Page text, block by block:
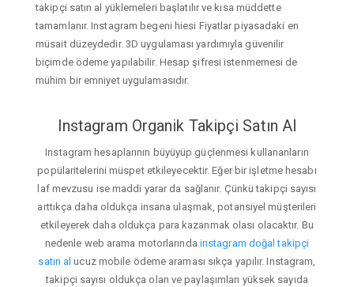
takipçi satın al yüklemeleri başlatılır ve kısa müddette
tamamlanır. Instagram begeni hiesi Fiyatlar piyasadaki en
müsait düzeydedir. 3D uygulaması yardımıyla güvenilir
biçimde ödeme yapılabilir. Hesap şifresi istenmemesi de
mühim bir emniyet uygulamasıdır.
Instagram Organik Takipçi Satın Al
Instagram hesaplarının büyüyüp güçlenmesi kullananların
popülaritelerini müspet etkileyecektir. Eğer bir işletme hesabı
laf mevzusu ise maddi yarar da sağlanır. Çünkü takipçi sayısı
arttıkça daha oldukça insana ulaşmak, potansiyel müşterileri
etkileyerek daha oldukça para kazanmak olası olacaktır. Bu
nedenle web arama motorlarında instagram doğal takipçi
satın al ucuz mobile ödeme araması sıkça yapılır. Instagram,
takipçi sayısı oldukça olan ve paylaşımları yüksek sayıda